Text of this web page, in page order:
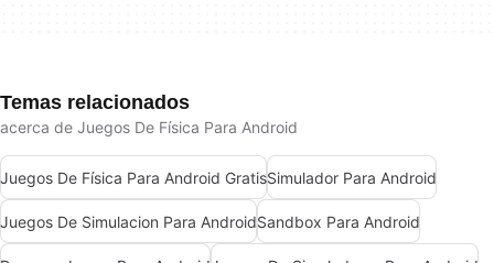
Temas relacionados
acerca de Juegos De Física Para Android
Juegos De Física Para Android GratisSimulador Para Android
Juegos De Simulacion Para AndroidSandbox Para Android